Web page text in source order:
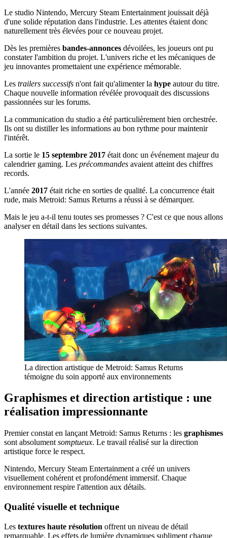
Le studio Nintendo, Mercury Steam Entertainment jouissait déjà
d'une solide réputation dans l'industrie. Les attentes étaient donc
naturellement très élevées pour ce nouveau projet.
Dès les premières bandes-annonces dévoilées, les joueurs ont pu
constater l'ambition du projet. L'univers riche et les mécaniques de
jeu innovantes promettaient une expérience mémorable.
Les trailers successifs n'ont fait qu'alimenter la hype autour du titre.
Chaque nouvelle information révélée provoquait des discussions
passionnées sur les forums.
La communication du studio a été particulièrement bien orchestrée.
Ils ont su distiller les informations au bon rythme pour maintenir
l'intérêt.
La sortie le 15 septembre 2017 était donc un événement majeur du
calendrier gaming. Les précommandes avaient atteint des chiffres
records.
L'année 2017 était riche en sorties de qualité. La concurrence était
rude, mais Metroid: Samus Returns a réussi à se démarquer.
Mais le jeu a-t-il tenu toutes ses promesses ? C'est ce que nous allons
analyser en détail dans les sections suivantes.
La direction artistique de Metroid: Samus Returns
témoigne du soin apporté aux environnements
Graphismes et direction artistique : une
réalisation impressionnante
Premier constat en lançant Metroid: Samus Returns : les graphismes
sont absolument somptueux. Le travail réalisé sur la direction
artistique force le respect.
Nintendo, Mercury Steam Entertainment a créé un univers
visuellement cohérent et profondément immersif. Chaque
environnement respire l'attention aux détails.
Qualité visuelle et technique
Les textures haute résolution offrent un niveau de détail
remarquable. Les effets de lumière dynamiques subliment chaque